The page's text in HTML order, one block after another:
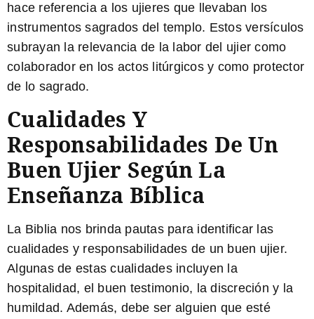
hace referencia a los ujieres que llevaban los
instrumentos sagrados del templo. Estos versículos
subrayan la relevancia de la labor del ujier como
colaborador en los actos litúrgicos y como protector
de lo sagrado.
Cualidades Y
Responsabilidades De Un
Buen Ujier Según La
Enseñanza Bíblica
La Biblia nos brinda pautas para identificar las
cualidades y responsabilidades de un buen ujier.
Algunas de estas cualidades incluyen la
hospitalidad, el buen testimonio, la discreción y la
humildad. Además, debe ser alguien que esté